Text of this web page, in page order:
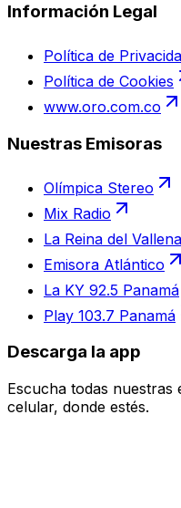
Información Legal
Política de
Política de Cookies
www.oro.com.co
Nuestras Emisoras
Olímpica Stereo
Mix Radio
La Reina del
Emisora Atlántico
La KY 92.5 Panamá
Play 103.7 Panamá
Descarga la app
Escucha todas nuestras
celular, donde estés.